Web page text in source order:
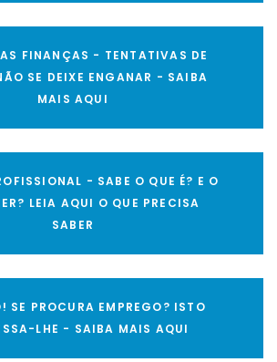
FINANÇAS - TENTATIVAS DE
SE DEIXE ENGANAR - SAIBA
MAIS AQUI
- SABE O QUE É? E O
LEIA AQUI O QUE PRECISA
SABER
SE PROCURA EMPREGO? ISTO
LHE - SAIBA MAIS AQUI